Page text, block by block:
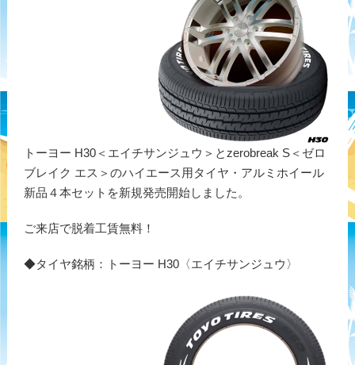
トーヨー H30＜エイチサンジュウ＞とzerobreak S＜ゼロ
ブレイク エス＞のハイエース用タイヤ・アルミホイール
新品４本セットを新規発売開始しました。
ご来店で脱着工賃無料！
◆タイヤ銘柄：トーヨー H30〈エイチサンジュウ〉